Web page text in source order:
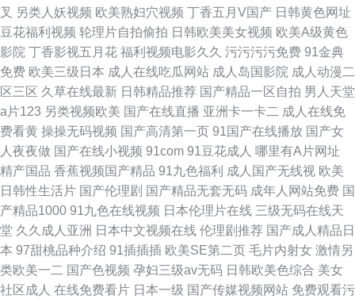
叉 另类人妖视频 欧美熟妇穴视频 丁香五月V国产 日韩黄色网址
豆花福利视频 轮理片自拍偷拍 日韩欧美美女视频 欧美A级黄色
影院 丁香影视五月花 福利视频电影久久 污污污污免费 91金典
免费 欧美三级日本 成人在线吃瓜网站 成人岛国影院 成人动漫二
区三区 久草在线最新 日韩精品推荐 国产精品一区自拍 男人天堂
a片123 另类视频欧美 国产在线直播 亚洲卡一卡二 成人在线免
费看黄 操操无码视频 国产高清第一页 91国产在线播放 国产女
人夜夜做 国产在线小视频 91com 91豆花成人 哪里有A片网址
精产国品 香蕉视频国产精品 91九色福利 成人国产无线视 欧美
日韩性生活片 国产伦理剧 国产精品无套无码 成年人网站免费 国
产精品1000 91九色在线视频 日本伦理片在线 三级无码在线天
堂 久久成人亚洲 日本中文视频在线 伦理剧推荐 国产成人精品日
本 97甜桃品种介绍 91插插插 欧美SE第二页 毛片内射女 激情另
类欧美一二 国产色视频 孕妇三级av无码 日韩欧美色综合 美女
社区成人 在线免费看片 日本一级 国产传媒视频网站 免费观看污